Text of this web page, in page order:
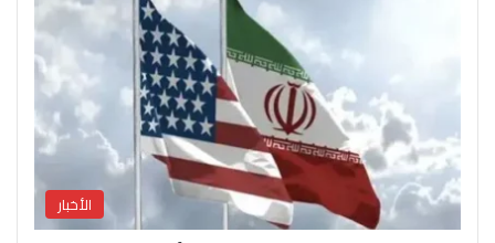
الأخبار